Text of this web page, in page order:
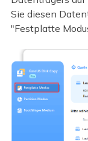
Sie diesen
"Festplatte